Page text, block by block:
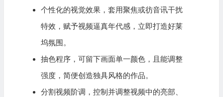
个性化的视觉效果，套用聚焦或彷音讯干扰
特效，赋予视频逼真年代感，立即打造好莱
坞氛围。
抽色程序，可留下画面单一颜色，且能调整
强度，简便创造独具风格的作品。
分割视频阶调，控制并调整视频中的亮部、